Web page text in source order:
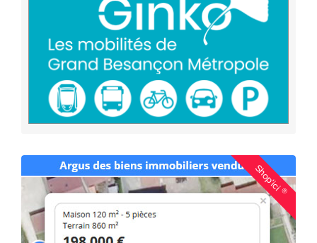
Shop'ici®